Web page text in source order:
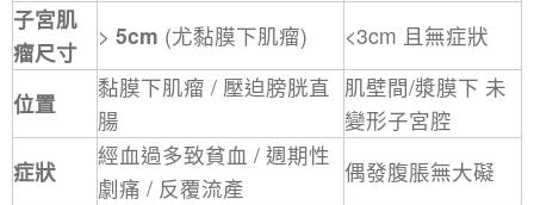
子宮肌
瘤尺寸
> 5cm (尤黏膜下肌瘤) <3cm 且無症狀
位置
黏膜下肌瘤 / 壓迫膀胱直
腸
肌壁間/漿膜下 未
變形子宮腔
症狀
經血過多致貧血 / 週期性
劇痛 / 反覆流產
偶發腹脹無大礙